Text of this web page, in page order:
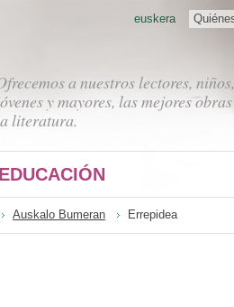
a nuestros lectores, niños,
y mayores, las mejores
literatura.
euskera
EDUCACIÓN
Auskalo Bumeran Errepidea